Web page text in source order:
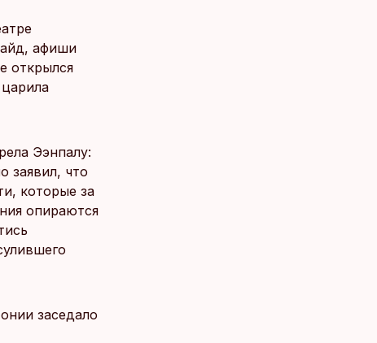
афиши
открылся
Ээнпалу:
заявил, что
которые за
опираются
заседало